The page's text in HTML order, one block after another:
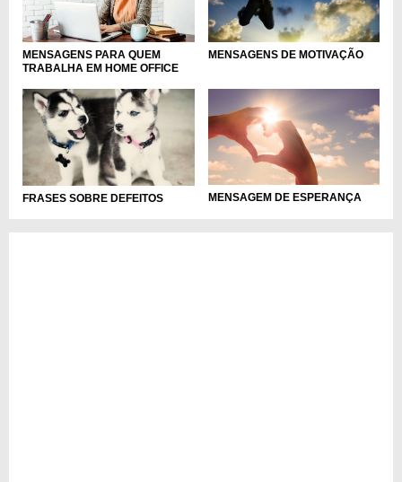
MENSAGENS PARA QUEM
TRABALHA EM HOME OFFICE
MENSAGENS DE MOTIVAÇÃO
FRASES SOBRE DEFEITOS MENSAGEM DE ESPERANÇA